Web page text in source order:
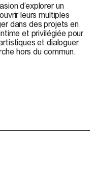
d’explorer un
leurs multiples
dans des projets en
et privilégiée pour
et dialoguer
hors du commun.